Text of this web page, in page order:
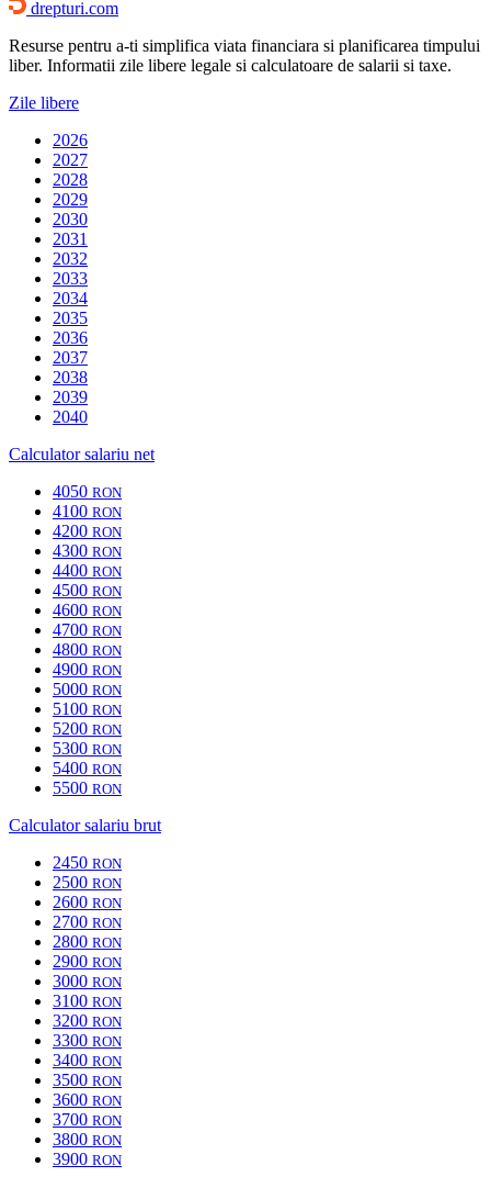
drepturi.com
Resurse pentru a-ti simplifica viata financiara si planificarea timpului
liber. Informatii zile libere legale si calculatoare de salarii si taxe.
Zile libere
2026
2027
2028
2029
2030
2031
2032
2033
2034
2035
2036
2037
2038
2039
2040
Calculator salariu net
4050 RON
4100 RON
4200 RON
4300 RON
4400 RON
4500 RON
4600 RON
4700 RON
4800 RON
4900 RON
5000 RON
5100 RON
5200 RON
5300 RON
5400 RON
5500 RON
Calculator salariu brut
2450 RON
2500 RON
2600 RON
2700 RON
2800 RON
2900 RON
3000 RON
3100 RON
3200 RON
3300 RON
3400 RON
3500 RON
3600 RON
3700 RON
3800 RON
3900 RON